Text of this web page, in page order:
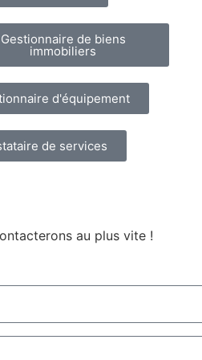
Gestionnaire de biens
immobiliers
d'équipement
de services
au plus vite !